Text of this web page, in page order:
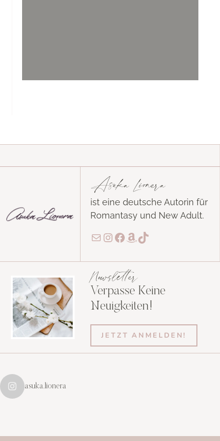
Asuka Lionera
ist eine deutsche Autorin für
Romantasy und New Adult.
E-MailInstagram
Facebook
Amazon
TikTok
Newsletter
Verpasse Keine
Neuigkeiten!
JETZT ANMELDEN!
asuka.lionera